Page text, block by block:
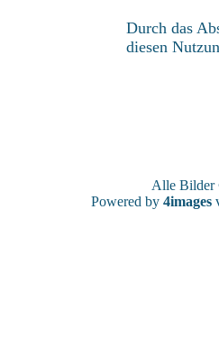
Durch das
diesen
Alle
Powered by 4images